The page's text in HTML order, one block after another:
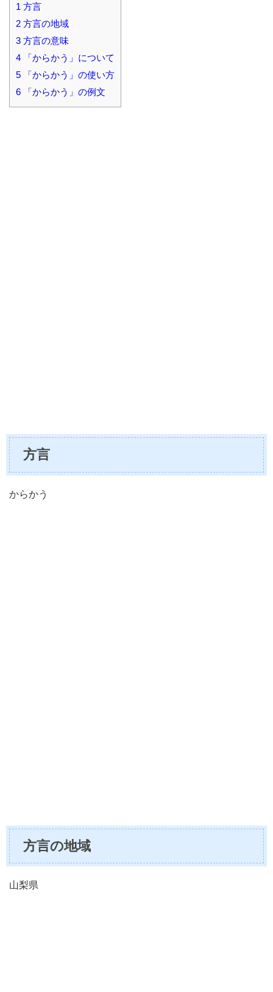
1 方言
2 方言の地域
3 方言の意味
4 「からかう」について
5 「からかう」の使い方
6 「からかう」の例文
方言
からかう
方言の地域
山梨県